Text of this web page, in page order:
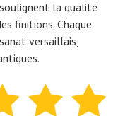
la qualité
finitions. Chaque
versaillais,